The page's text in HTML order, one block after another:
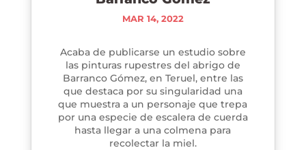
MAR 14, 2022
Acaba de publicarse un estudio sobre
las pinturas rupestres del abrigo de
Barranco Gómez, en Teruel, entre las
que destaca por su singularidad una
que muestra a un personaje que trepa
por una especie de escalera de cuerda
hasta llegar a una colmena para
recolectar la miel.